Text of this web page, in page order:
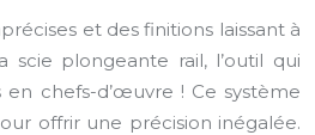
et des finitions laissant à
scie plongeante rail, l’outil qui
chefs-d’œuvre ! Ce système
offrir une précision inégalée.